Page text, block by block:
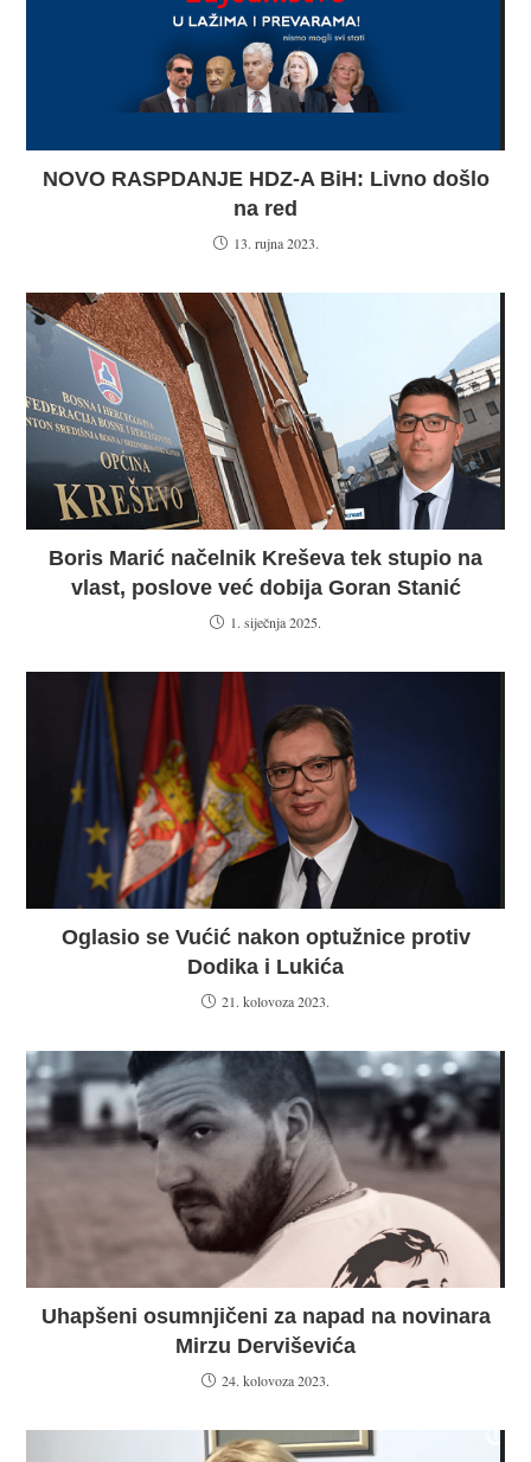
NOVO RASPDANJE HDZ-A BiH: Livno došlo
na red
13. rujna 2023.
Boris Marić načelnik Kreševa tek stupio na
vlast, poslove već dobija Goran Stanić
1. siječnja 2025.
Oglasio se Vućić nakon optužnice protiv
Dodika i Lukića
21. kolovoza 2023.
Uhapšeni osumnjičeni za napad na novinara
Mirzu Derviševića
24. kolovoza 2023.